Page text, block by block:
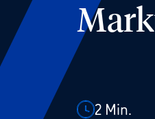
2 Min.